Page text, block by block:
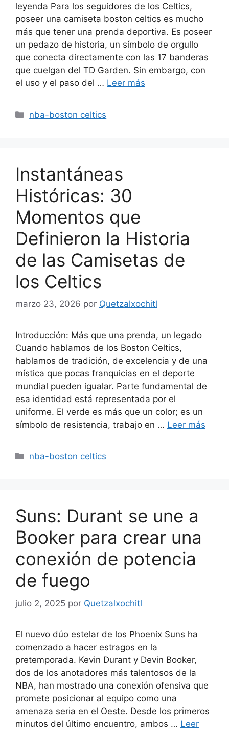
leyenda Para los seguidores de los Celtics,
poseer una camiseta boston celtics es mucho
más que tener una prenda deportiva. Es poseer
un pedazo de historia, un símbolo de orgullo
que conecta directamente con las 17 banderas
que cuelgan del TD Garden. Sin embargo, con
el uso y el paso del … Leer más
Categorías
nba-boston celtics
Instantáneas
Históricas: 30
Momentos que
Definieron la Historia
de las Camisetas de
los Celtics
marzo 23, 2026 por Quetzalxochitl
Introducción: Más que una prenda, un legado
Cuando hablamos de los Boston Celtics,
hablamos de tradición, de excelencia y de una
mística que pocas franquicias en el deporte
mundial pueden igualar. Parte fundamental de
esa identidad está representada por el
uniforme. El verde es más que un color; es un
símbolo de resistencia, trabajo en … Leer más
Categorías
nba-boston celtics
Suns: Durant se une a
Booker para crear una
conexión de potencia
de fuego
julio 2, 2025 por Quetzalxochitl
El nuevo dúo estelar de los Phoenix Suns ha
comenzado a hacer estragos en la
pretemporada. Kevin Durant y Devin Booker,
dos de los anotadores más talentosos de la
NBA, han mostrado una conexión ofensiva que
promete posicionar al equipo como una
amenaza seria en el Oeste. Desde los primeros
minutos del último encuentro, ambos … Leer